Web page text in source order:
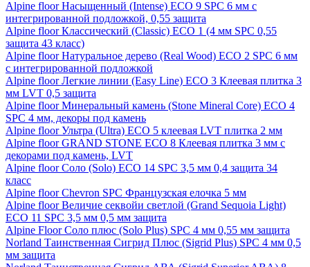
Alpine floor Насыщенный (Intense) ECO 9 SPC 6 мм с
интегрированной подложкой, 0,55 защита
Alpine floor Классический (Classic) ECO 1 (4 мм SPC 0,55
защита 43 класс)
Alpine floor Натуральное дерево (Real Wood) ECO 2 SPC 6 мм
с интегрированной подложкой
Alpine floor Легкие линии (Easy Line) ECO 3 Клеевая плитка 3
мм LVT 0,5 защита
Alpine floor Минеральный камень (Stone Mineral Core) ECO 4
SPC 4 мм, декоры под камень
Alpine floor Ультра (Ultra) ECO 5 клеевая LVT плитка 2 мм
Alpine floor GRAND STONE ECO 8 Клеевая плитка 3 мм с
декорами под камень, LVT
Alpine floor Соло (Solo) ECO 14 SPC 3,5 мм 0,4 защита 34
класс
Alpine floor Chevron SPC Французская елочка 5 мм
Alpine floor Величие секвойи светлой (Grand Sequoia Light)
ECO 11 SPC 3,5 мм 0,5 мм защита
Alpine Floor Соло плюс (Solo Plus) SPC 4 мм 0,55 мм защита
Norland Таинственная Сигрид Плюс (Sigrid Plus) SPC 4 мм 0,5
мм защита